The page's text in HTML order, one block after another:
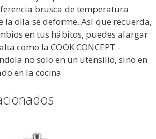
brusca de temperatura
la olla se deforme. Así que recuerda,
en tus hábitos, puedes alargar
como la COOK CONCEPT -
no solo en un utensilio, sino en
en la cocina.